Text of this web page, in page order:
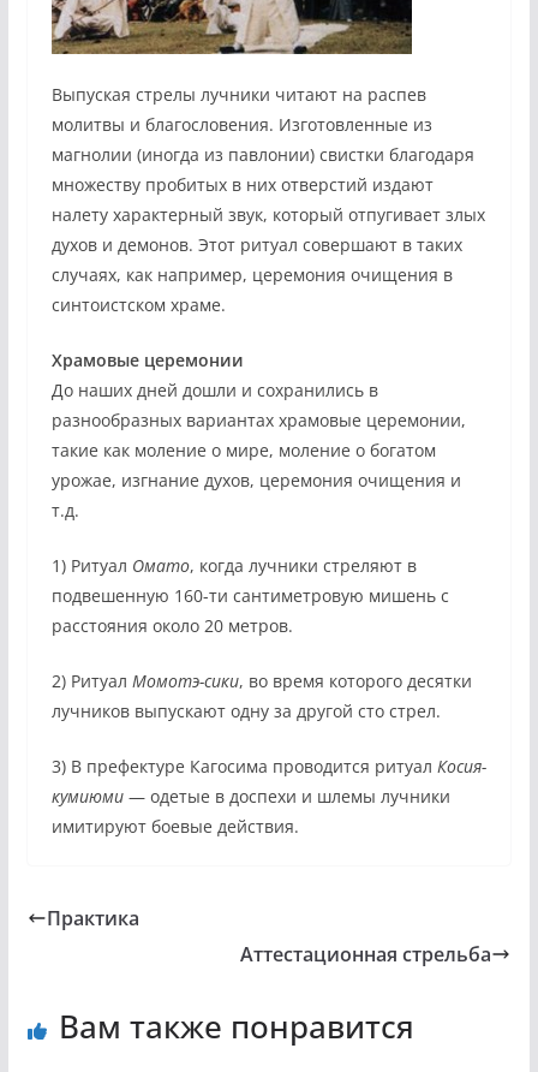
Выпуская стрелы лучники читают на распев
молитвы и благословения. Изготовленные из
магнолии (иногда из павлонии) свистки благодаря
множеству пробитых в них отверстий издают
налету характерный звук, который отпугивает злых
духов и демонов. Этот ритуал совершают в таких
случаях, как например, церемония очищения в
синтоистском храме.
Храмовые церемонии
До наших дней дошли и сохранились в
разнообразных вариантах храмовые церемонии,
такие как моление о мире, моление о богатом
урожае, изгнание духов, церемония очищения и
т.д.
1) Ритуал Омато, когда лучники стреляют в
подвешенную 160-ти сантиметровую мишень с
расстояния около 20 метров.
2) Ритуал Момотэ-сики, во время которого десятки
лучников выпускают одну за другой сто стрел.
3) В префектуре Кагосима проводится ритуал Косия-
кумиюми— одетые в доспехи и шлемы лучники
имитируют боевые действия.
Практика
Аттестационная стрельба
Вам также понравится